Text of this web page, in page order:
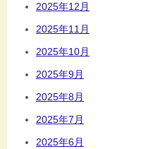
2025年12月
2025年11月
2025年10月
2025年9月
2025年8月
2025年7月
2025年6月